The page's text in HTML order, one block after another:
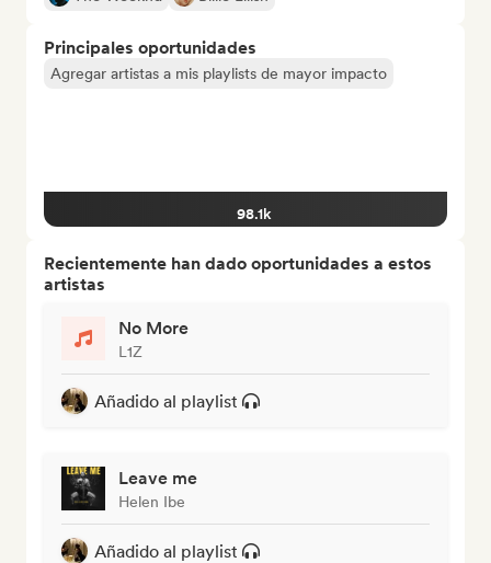
Principales oportunidades
Agregar artistas a mis playlists de mayor impacto
98.1k
Recientemente han dado oportunidades a estos
artistas
No More
L1Z
Añadido al playlist
Leave me
Helen Ibe
Añadido al playlist